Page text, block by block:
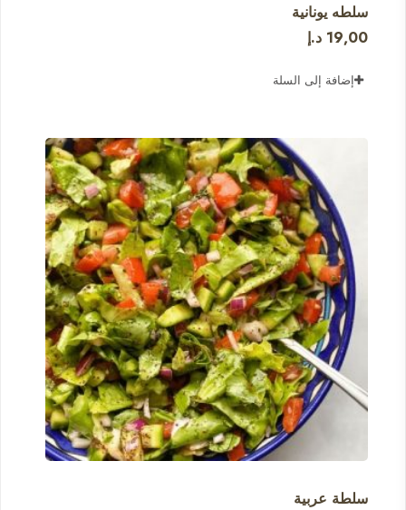
سلطه يونانية
19,00 د.إ
إضافة إلى السلة
سلطة عربية